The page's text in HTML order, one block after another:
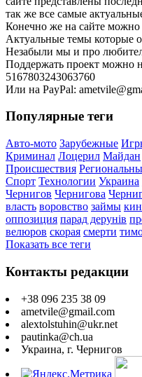
так же все самые
Конечно же на сайте можно
Актуальные темы которые
Незабыли мы и про
Поддержать проект можно
5167803243063760
Или на PayPal:
Популярные теги
Авто-мото Зарубежные
Криминал Лоцерил Майдан
Происшествия
Спорт Технологии Украина
Чернигов Чернигова
власть воровство займы
оппозиция парад дерунів
велюров скорая смерти
Показать все теги
Контакты редакции
+38 096 235 38 09
ametvile@gmail.com
alextolstuhin@ukr.net
pautinka@ch.ua
Украина, г. Чернигов